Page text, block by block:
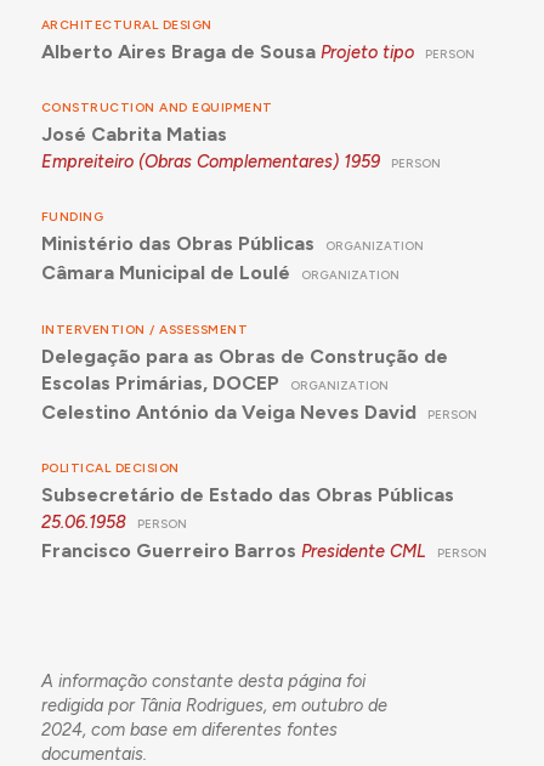
ARCHITECTURAL DESIGN
Alberto Aires Braga de Sousa Projeto tipo PERSON
CONSTRUCTION AND EQUIPMENT
José Cabrita Matias
Empreiteiro (Obras Complementares) 1959 PERSON
FUNDING
Ministério das Obras Públicas ORGANIZATION
Câmara Municipal de Loulé ORGANIZATION
INTERVENTION / ASSESSMENT
Delegação para as Obras de Construção de
Escolas Primárias, DOCEP
ORGANIZATION
Celestino António da Veiga Neves David PERSON
POLITICAL DECISION
Subsecretário de Estado das Obras Públicas
25.06.1958 PERSON
Francisco Guerreiro Barros Presidente CML PERSON
A informação constante desta página foi
redigida por Tânia Rodrigues, em outubro de
2024, com base em diferentes fontes
documentais.